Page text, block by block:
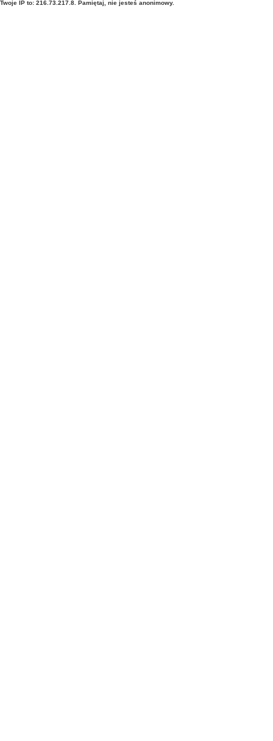
Twoje IP to: 216.73.217.8. Pamiętaj, nie jesteś anonimowy.